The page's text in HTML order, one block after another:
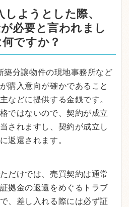
ようとした際、
必要と言われまし
ですか？
分譲物件の現地事務所など
購入意向が確かであること
などに提供する金銭です。
ではないので、契約が成立
されますし、契約が成立し
返還されます。
だけでは、売買契約は通常
拠金の返還をめぐるトラブ
、差し入れる際には必ず証